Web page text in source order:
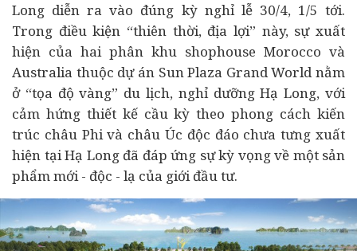
Long diễn ra vào đúng kỳ nghỉ lễ 30/4, 1/5 tới.
Trong điều kiện “thiên thời, địa lợi” này, sự xuất
hiện của hai phân khu shophouse Morocco và
Australia thuộc dự án Sun Plaza Grand World nằm
ở “tọa độ vàng” du lịch, nghỉ dưỡng Hạ Long, với
cảm hứng thiết kế cầu kỳ theo phong cách kiến
trúc châu Phi và châu Úc độc đáo chưa tưng xuất
hiện tại Hạ Long đã đáp ứng sự kỳ vọng về một sản
phẩm mới - độc - lạ của giới đầu tư.